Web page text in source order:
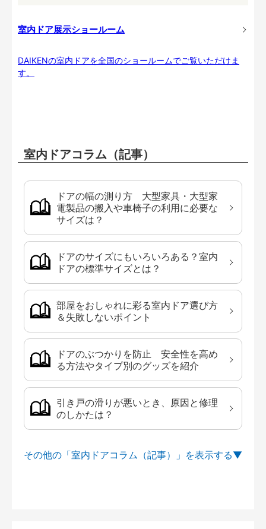
室内ドア展示ショールーム
DAIKENの室内ドアを全国のショールームでご覧いただけま
す。
室内ドアコラム（記事）
ドアの幅の測り方 大型家具・大型家
電製品の搬入や車椅子の利用に必要な
サイズは？
ドアのサイズにもいろいろある？室内
ドアの標準サイズとは？
部屋をおしゃれに彩る室内ドア選び方
＆失敗しないポイント
ドアのぶつかりを防止 安全性を高め
る方法やタイプ別のグッズを紹介
引き戸の滑りが悪いとき、原因と修理
のしかたは？
その他の「室内ドアコラム（記事）」を